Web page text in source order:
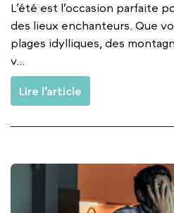
L’été est l’occasion parfaite
des lieux enchanteurs. Que
plages idylliques, des
v...
Lire l’article